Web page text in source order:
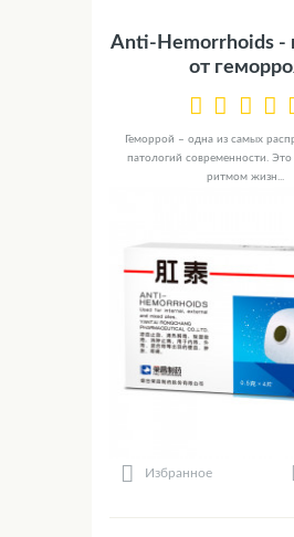
Anti-Hemorrhoids -
от
Геморрой – одна из самых
патологий современности.
ритмом жизн...
Избранное